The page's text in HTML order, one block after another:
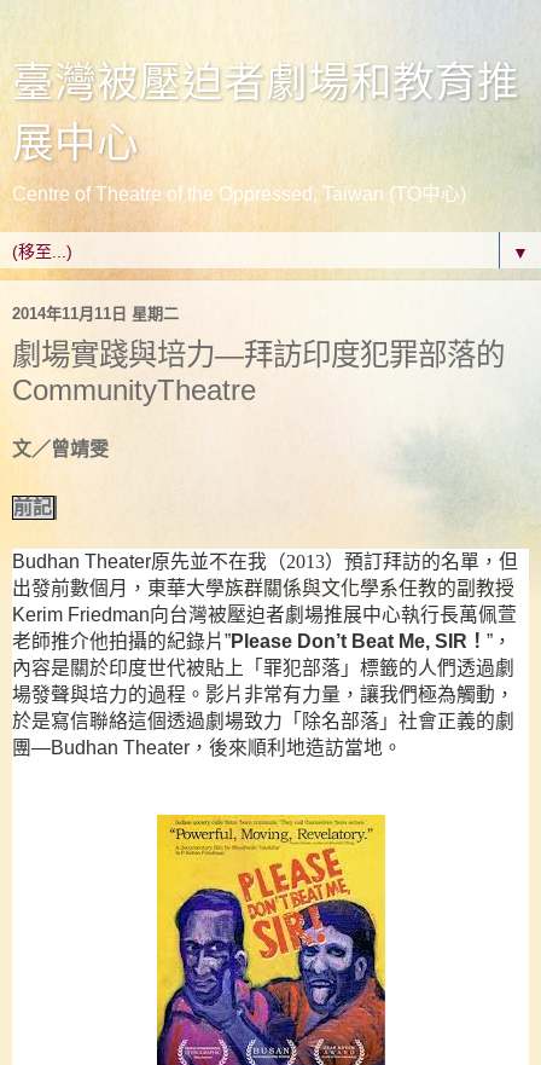
臺灣被壓迫者劇場和教育推
展中心
Centre of Theatre of the Oppressed, Taiwan (TO中心)
▼
2014年11月11日 星期二
劇場實踐與培力—拜訪印度犯罪部落的
CommunityTheatre
文／曾靖雯
前記
Budhan Theater原先並不在我（2013）預訂拜訪的名單，但
出發前數個月， 東華大學族群關係與文化學系任教的副教授
Kerim Friedman向台灣被壓迫者劇場推展中心執行長萬佩萱
老師推介他拍攝的紀錄片”Please Don’t Beat Me, SIR ！ ” ，
內容是關於印度世代被貼上 「 罪犯部落 」 標籤的人們透過劇
場發聲與培力的過程 。影片非常有力量，讓我們極為觸動，
於是寫信聯絡這個透過劇場致力「除名部落」社會正義的劇
團—Budhan Theater ，後來順利地造訪當地。